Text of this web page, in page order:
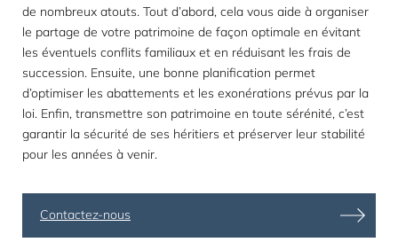
de nombreux atouts. Tout d’abord, cela vous aide à organiser
le partage de votre patrimoine de façon optimale en évitant
les éventuels conflits familiaux et en réduisant les frais de
succession. Ensuite, une bonne planification permet
d’optimiser les abattements et les exonérations prévus par la
loi. Enfin, transmettre son patrimoine en toute sérénité, c’est
garantir la sécurité de ses héritiers et préserver leur stabilité
pour les années à venir.
Contactez-nous